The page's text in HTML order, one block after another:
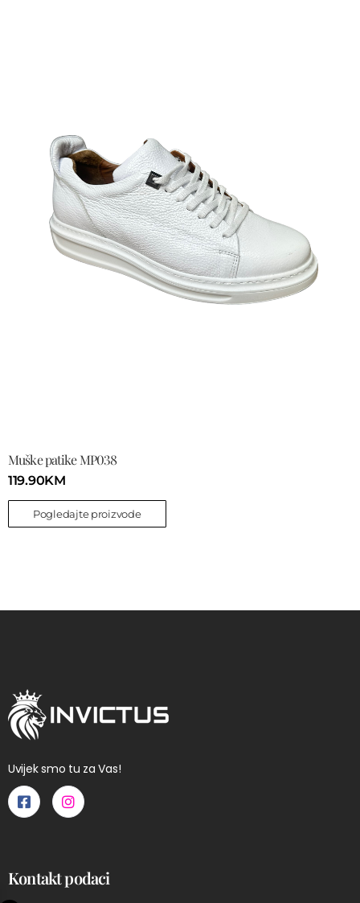
Muške patike MP038
119.90KM
Pogledajte proizvode
Uvijek smo tu za Vas!
Kontakt podaci